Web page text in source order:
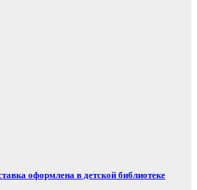
оформлена в детской библиотеке